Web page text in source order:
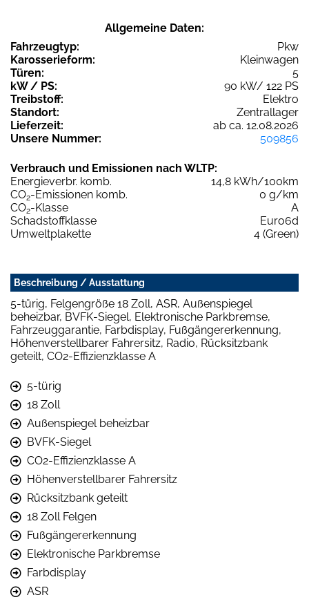
Allgemeine Daten:
Fahrzeugtyp:
Pkw
Karosserieform:
Kleinwagen
Türen:
5
kW / PS:
90 kW/ 122 PS
Treibstoff:
Elektro
Standort:
Zentrallager
Lieferzeit:
ab ca. 12.08.2026
Unsere Nummer:
509856
Verbrauch und Emissionen nach WLTP:
Energieverbr. komb.
14,8 kWh/100km
CO2-Emissionen komb.
0 g/km
CO2-Klasse
A
Schadstoffklasse
Euro6d
Umweltplakette
4 (Green)
Beschreibung / Ausstattung
5-türig, Felgengröße 18 Zoll, ASR, Außenspiegel
beheizbar, BVFK-Siegel, Elektronische Parkbremse,
Fahrzeuggarantie, Farbdisplay, Fußgängererkennung,
Höhenverstellbarer Fahrersitz, Radio, Rücksitzbank
geteilt, CO2-Effizienzklasse A
5-türig
18 Zoll
Außenspiegel beheizbar
BVFK-Siegel
CO2-Effizienzklasse A
Höhenverstellbarer Fahrersitz
Rücksitzbank geteilt
18 Zoll Felgen
Fußgängererkennung
Elektronische Parkbremse
Farbdisplay
ASR